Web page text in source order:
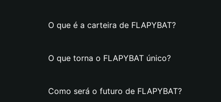
O que é a carteira de FLAPYBAT?
O que torna o FLAPYBAT único?
Como será o futuro de FLAPYBAT?